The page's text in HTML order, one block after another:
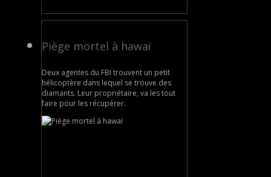
Piège mortel à hawaï
Deux agentes du FBI trouvent un petit
hélicoptère dans lequel se trouve des
diamants. Leur propriétaire, va les tout
faire pour les récupérer.